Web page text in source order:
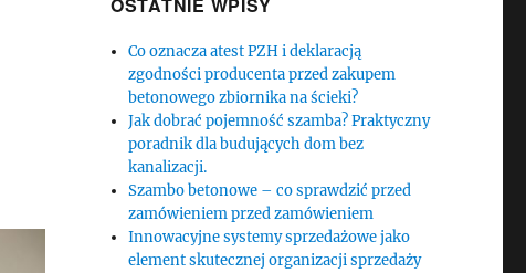
Co oznacza atest PZH i deklaracją
zgodności producenta przed zakupem
betonowego zbiornika na ścieki?
Jak dobrać pojemność szamba? Praktyczny
poradnik dla budujących dom bez
kanalizacji.
Szambo betonowe – co sprawdzić przed
zamówieniem przed zamówieniem
Innowacyjne systemy sprzedażowe jako
element skutecznej organizacji sprzedaży